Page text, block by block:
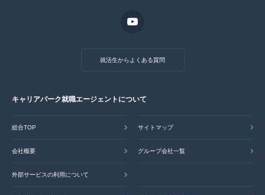
就活生からよくある質問
キャリアパーク就職エージェントについて
総合TOP サイトマップ
会社概要 グループ会社一覧
外部サービスの利用について